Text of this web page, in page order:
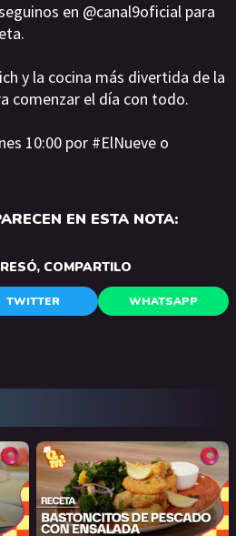
en @canal9oficial para
y la cocina más divertida de la
comenzar el día con todo.
10:00 por #ElNueve o
EN ESTA NOTA:
COMPARTILO
TWITTER WHATSAPP